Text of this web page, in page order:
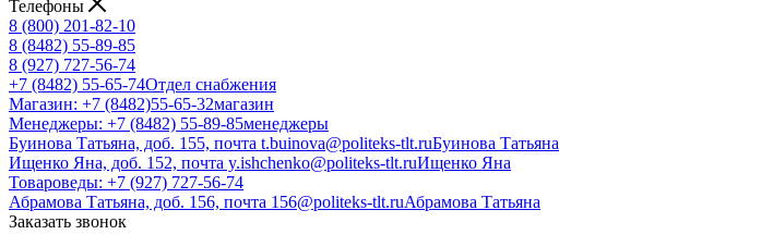
Телефоны
8 (800) 201-82-10
8 (8482) 55-89-85
8 (927) 727-56-74
+7 (8482) 55-65-74Отдел снабжения
Магазин: +7 (8482)55-65-32магазин
Менеджеры: +7 (8482) 55-89-85менеджеры
Буинова Татьяна, доб. 155, почта t.buinova@politeks-tlt.ruБуинова Татьяна
Ищенко Яна, доб. 152, почта y.ishchenko@politeks-tlt.ruИщенко Яна
Товароведы: +7 (927) 727-56-74
Абрамова Татьяна, доб. 156, почта 156@politeks-tlt.ruАбрамова Татьяна
Заказать звонок